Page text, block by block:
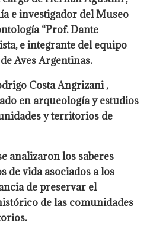
e investigador del Museo
“Prof. Dante
e integrante del equipo
Aves Argentinas.
Costa Angrizani ,
en arqueología y estudios
y territorios de
analizaron los saberes
de vida asociados a los
de preservar el
de las comunidades